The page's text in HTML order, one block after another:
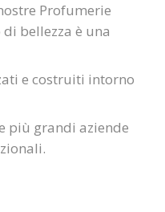
Profumerie
bellezza è una
e costruiti intorno
più grandi aziende